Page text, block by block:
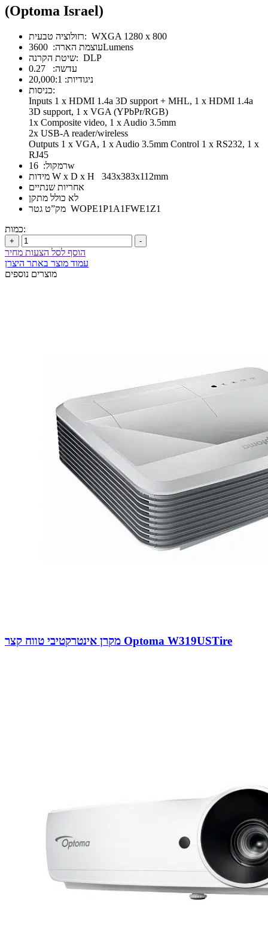
(Optoma Israel)
רזולוציה טבעית: WXGA 1280 x 800
עוצמת הארה: 3600Lumens
שיטת הקרנה: DLP
עדשה: 0.27
ניגודיות: 20,000:1
כניסות:
Inputs 1 x HDMI 1.4a 3D support + MHL, 1 x HDMI 1.4a
3D support, 1 x VGA (YPbPr/RGB)
1x Composite video, 1 x Audio 3.5mm
2x USB-A reader/wireless
Outputs 1 x VGA, 1 x Audio 3.5mm Control 1 x RS232, 1 x
RJ45
רמקול: 16w
מידות W x D x H 343x383x112mm
אחריות שנתיים
לא כולל מתקן
מק”ט גטר WOPE1P1A1FWE1Z1
כמות:
+ -
הוסף לסל הצעות מחיר
עמוד מוצר באתר היצרן
מוצרים נוספים
מקרן אינטרקטיבי טווח קצר Optoma W319USTire